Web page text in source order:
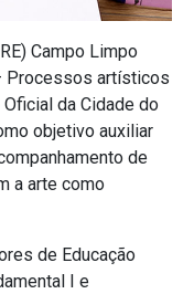
Campo Limpo
Processos artísticos
da Cidade do
objetivo auxiliar
de
a arte como
de Educação
I e